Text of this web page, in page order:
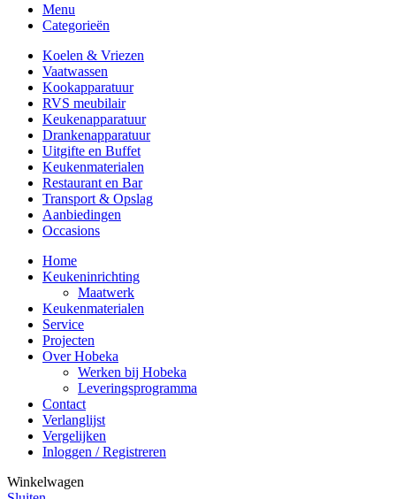
Menu
Categorieën
Koelen & Vriezen
Vaatwassen
Kookapparatuur
RVS meubilair
Keukenapparatuur
Drankenapparatuur
Uitgifte en Buffet
Keukenmaterialen
Restaurant en Bar
Transport & Opslag
Aanbiedingen
Occasions
Home
Keukeninrichting
Maatwerk
Keukenmaterialen
Service
Projecten
Over Hobeka
Werken bij Hobeka
Leveringsprogramma
Contact
Verlanglijst
Vergelijken
Inloggen / Registreren
Winkelwagen